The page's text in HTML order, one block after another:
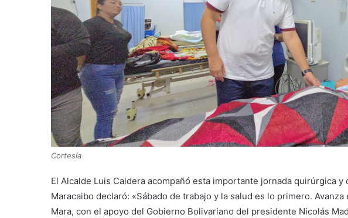
Cortesía
El Alcalde Luis Caldera acompañó esta importante jornada quirúrgica y
Maracaibo declaró: «Sábado de trabajo y la salud es lo primero.
Mara, con el apoyo del Gobierno Bolivariano del presidente Nicolás